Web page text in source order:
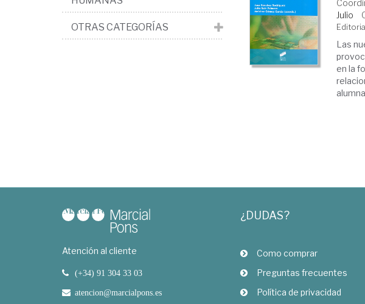
Julio
Las
en la
OTRAS CATEGORÍAS
Atención al cliente
(+34) 91 304 33 03
atencion@marcialpons.es
¿DUDAS?
Como comprar
Preguntas frecuentes
Política de privacidad